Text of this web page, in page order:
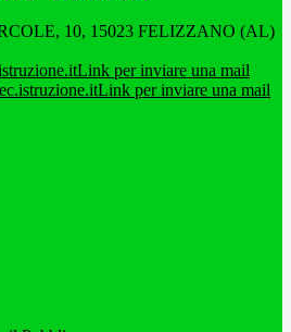
10, 15023 FELIZZANO (AL)
Link per inviare una mail
Link per inviare una mail